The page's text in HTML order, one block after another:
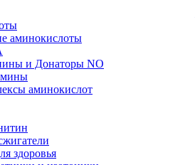
аминокислоты
и Донаторы NO
аминокислот
здоровья